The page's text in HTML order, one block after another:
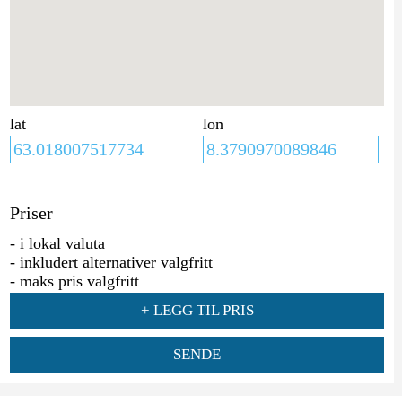
lat lon
Priser
- i lokal valuta
- inkludert alternativer valgfritt
- maks pris valgfritt
+ LEGG TIL PRIS
SENDE